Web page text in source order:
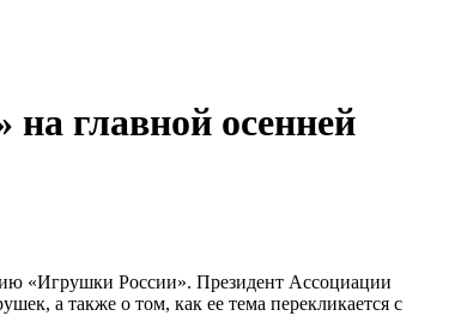
главной осенней
«Игрушки России». Президент Ассоциации
а также о том, как ее тема перекликается с